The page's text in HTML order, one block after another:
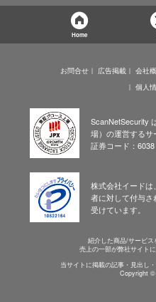
Home
お問合せ 広告掲載 会社
個人
ScanNetSecurity
場）の運営するサ
証券コード：6038
株式会社イード
者に対して付与
受けています。
紹介した商品/サービス
売上の一部が弊社サイト
当サイトに掲載の記事・見出し
Copyright